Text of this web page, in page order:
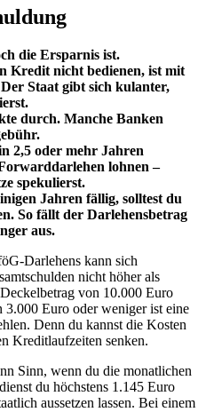
die Ersparnis ist.
Kredit nicht bedienen, ist mit
Staat gibt sich kulanter,
durch. Manche Banken
2,5 oder mehr Jahren
lohnen –
spekulierst.
Jahren fällig, solltest du
So fällt der Darlehensbetrag
aus.
Darlehens kann sich
nicht höher als
von 10.000 Euro
Euro oder weniger ist eine
Denn du kannst die Kosten
Kreditlaufzeiten senken.
Sinn, wenn du die monatlichen
du höchstens 1.145 Euro
aussetzen lassen. Bei einem